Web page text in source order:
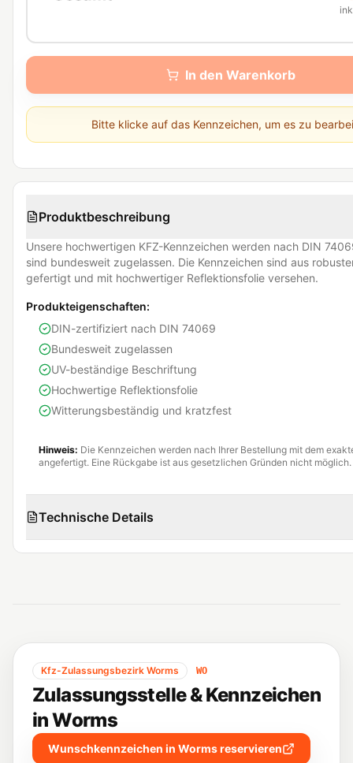
In den Warenkorb
Bitte klicke auf das Kennzeichen, um es zu
Produktbeschreibung
Unsere hochwertigen KFZ-Kennzeichen werden nach DIN
sind bundesweit zugelassen. Die Kennzeichen sind aus
gefertigt und mit hochwertiger Reflektionsfolie versehen.
Produkteigenschaften:
DIN-zertifiziert nach DIN 74069
Bundesweit zugelassen
UV-beständige Beschriftung
Hochwertige Reflektionsfolie
Witterungsbeständig und kratzfest
Hinweis: Die Kennzeichen werden nach Ihrer Bestellung mit dem
angefertigt. Eine Rückgabe ist aus gesetzlichen Gründen nicht möglich.
Technische Details
Kfz-Zulassungsbezirk Worms WO
Zulassungsstelle & Kennzeichen
inWorms
Wunschkennzeichen in Wormsreservieren